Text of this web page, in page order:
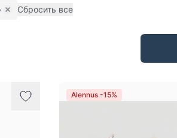
Remove filter
Сбросить все
Alennus -15%